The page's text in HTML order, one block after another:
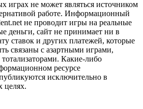
играх не может являться источником
работе. Информационный
не проводит игры на реальные
деньги, сайт не принимает ни в
ставок и других платежей, которые
связаны с азартными играми,
Какие-либо
ресурсе
исключительно в
целях.